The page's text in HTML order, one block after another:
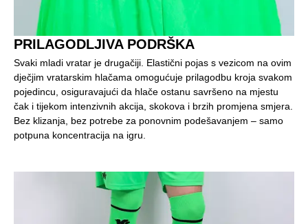
PRILAGODLJIVA PODRŠKA
Svaki mladi vratar je drugačiji. Elastični pojas s vezicom na ovim
dječjim vratarskim hlačama omogućuje prilagodbu kroja svakom
pojedincu, osiguravajući da hlače ostanu savršeno na mjestu
čak i tijekom intenzivnih akcija, skokova i brzih promjena smjera.
Bez klizanja, bez potrebe za ponovnim podešavanjem – samo
potpuna koncentracija na igru.